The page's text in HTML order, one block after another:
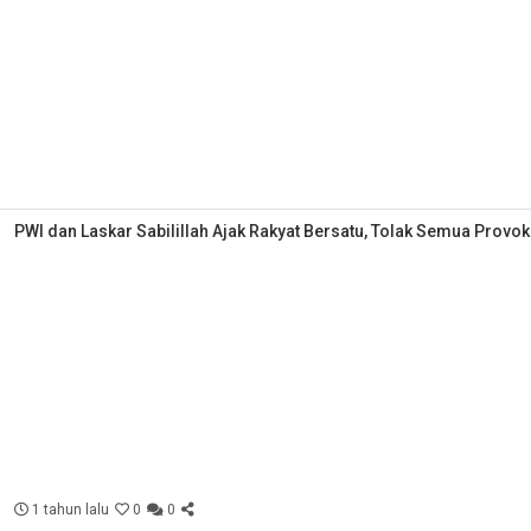
PWI dan Laskar Sabilillah Ajak Rakyat Bersatu, Tolak Semua
1 tahun lalu 0 0